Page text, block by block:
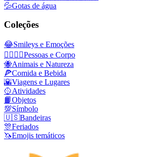
💦Gotas de água
Coleções
😂Smileys e Emoções
👩‍❤️‍💋‍👨Pessoas e Corpo
🐝Animais e Natureza
🍕Comida e Bebida
🌇Viagens e Lugares
🥎Atividades
📙Objetos
💯Símbolo
🇺🇸Bandeiras
🎊Feriados
🦄Emojis temáticos